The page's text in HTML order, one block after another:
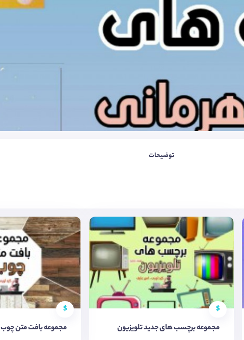
توضیحات
$
مجموعه برچسب های جدید تلویزیون
$
مجموعه بافت متن چوب